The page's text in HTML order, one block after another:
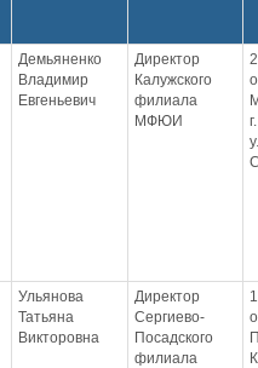
Демьяненко
Владимир
Евгеньевич
Директор
Калужского
филиала
МФЮИ
Ульянова
Татьяна
Викторовна
Директор
Сергиево-
Посадского
филиала